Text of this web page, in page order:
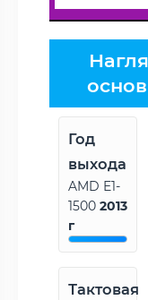
Год
выхода
AMD E1-
1500 2013
г
Тактовая